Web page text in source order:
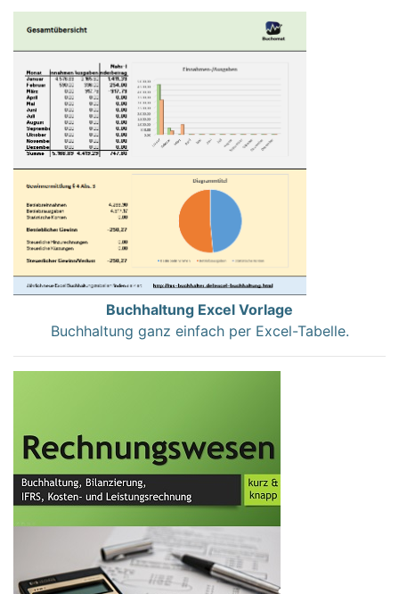
Buchhaltung Excel Vorlage
Buchhaltung ganz einfach per Excel-Tabelle.